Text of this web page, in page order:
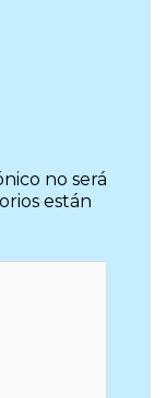
no será
están